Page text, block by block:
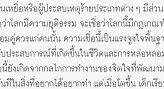
หยื่อหรือผู้ประสบเหตุร้ายประเภทต่าง ๆ มีส่
าโลกมีความยุติธรรม จะเชื่อว่าโลกนี้มีกฎเกณ
มคู่ควรแก่คนนั้น ความเชื่อนี้เป็นแรงจูงใจพื้น
ระสบการณ์ที่เกิดขึ้นในชีวิตและการหล่อหล
งเกิดจากกลไกการทำงานของจิตใจที่พัฒนา
นสิ่งที่อยากได้อยากทำ แต่เมื่อโตขึ้น เด็กเรี